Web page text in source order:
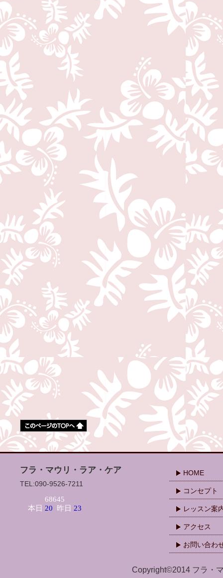
フラ・マウリ・ラア・ケア
TEL:090-9526-7211
HOME
コンセプト
レッスン案
アクセス
お問い合わ
Copyright©2014 フラ・